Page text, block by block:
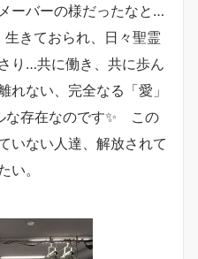
ーバーの様だったなと…
きておられ、日々聖霊
り…共に働き、共に歩ん
れない、完全なる「愛」
な存在なのです✨ この
いない人達、解放されて
い。